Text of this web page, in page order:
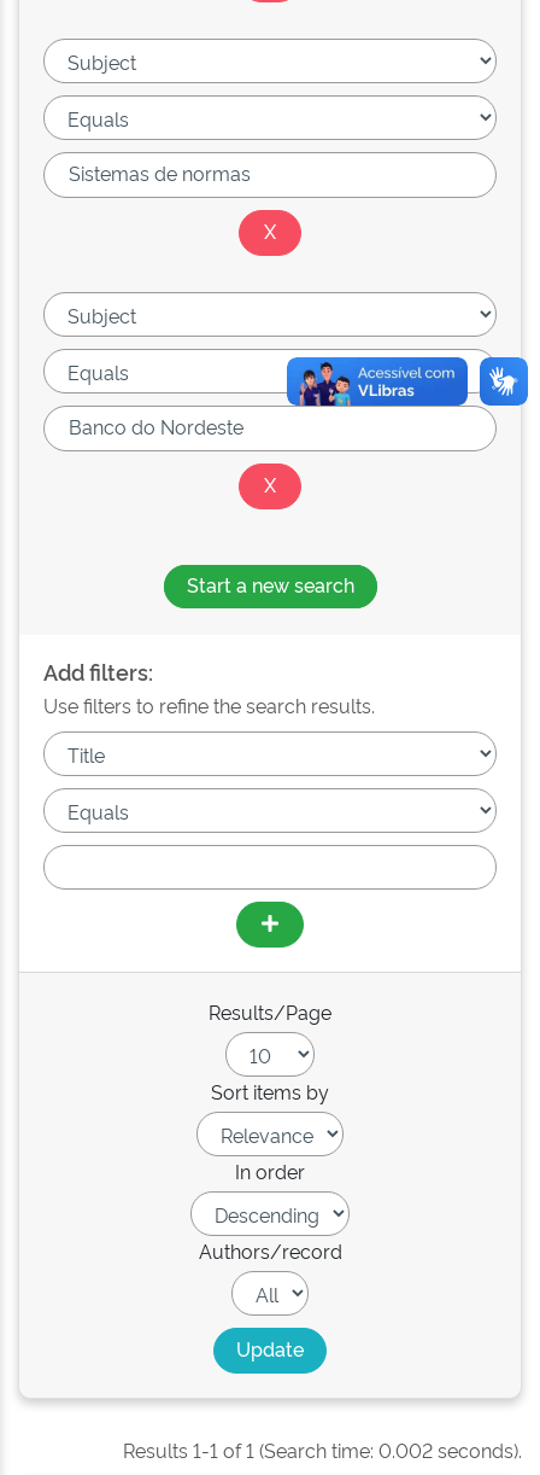
Start a new search
Add filters:
Use filters to refine the search results.
Results/Page
Sort items by
In order
Authors/record
Results 1-1 of 1 (Search time: 0.002 seconds).